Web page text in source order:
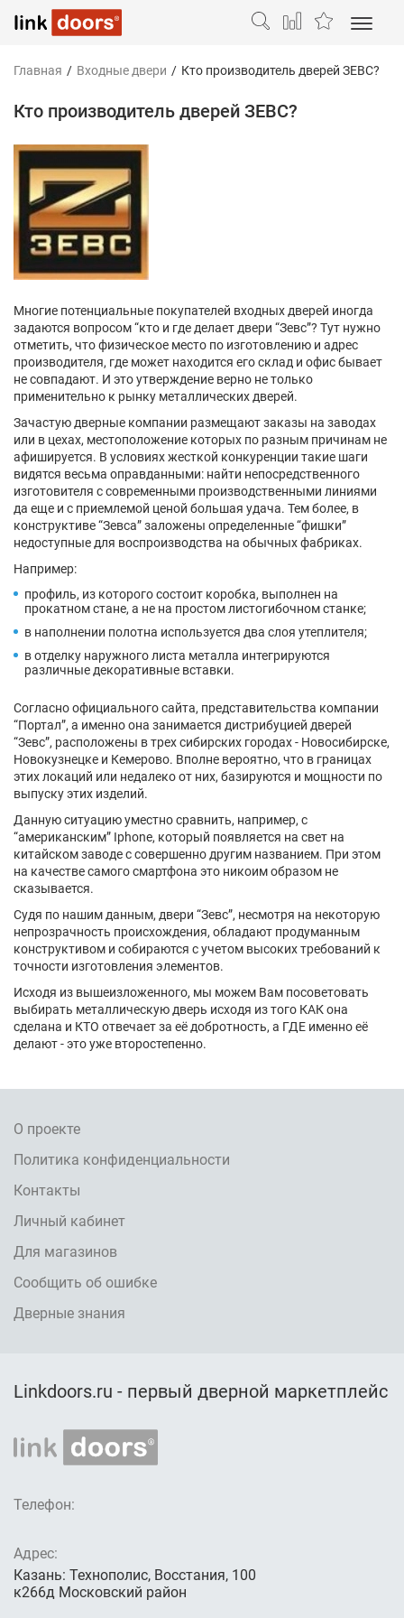
Главная / Входные двери / Кто производитель дверей ЗЕВС?
Кто производитель дверей ЗЕВС?
Многие потенциальные покупателей входных дверей иногда
задаются вопросом “кто и где делает двери “Зевс”? Тут нужно
отметить, что физическое место по изготовлению и адрес
производителя, где может находится его склад и офис бывает
не совпадают. И это утверждение верно не только
применительно к рынку металлических дверей.
Зачастую дверные компании размещают заказы на заводах
или в цехах, местоположение которых по разным причинам не
афишируется. В условиях жесткой конкуренции такие шаги
видятся весьма оправданными: найти непосредственного
изготовителя с современными производственными линиями
да еще и с приемлемой ценой большая удача. Тем более, в
конструктиве “Зевса” заложены определенные “фишки”
недоступные для воспроизводства на обычных фабриках.
Например:
профиль, из которого состоит коробка, выполнен на
прокатном стане, а не на простом листогибочном станке;
в наполнении полотна используется два слоя утеплителя;
в отделку наружного листа металла интегрируются
различные декоративные вставки.
Согласно официального сайта, представительства компании
“Портал”, а именно она занимается дистрибуцией дверей
“Зевс”, расположены в трех сибирских городах - Новосибирске,
Новокузнецке и Кемерово. Вполне вероятно, что в границах
этих локаций или недалеко от них, базируются и мощности по
выпуску этих изделий.
Данную ситуацию уместно сравнить, например, с
“американским” Iphone, который появляется на свет на
китайском заводе с совершенно другим названием. При этом
на качестве самого смартфона это никоим образом не
сказывается.
Судя по нашим данным, двери “Зевс”, несмотря на некоторую
непрозрачность происхождения, обладают продуманным
конструктивом и собираются с учетом высоких требований к
точности изготовления элементов.
Исходя из вышеизложенного, мы можем Вам посоветовать
выбирать металлическую дверь исходя из того КАК она
сделана и КТО отвечает за её добротность, а ГДЕ именно её
делают - это уже второстепенно.
О проекте
Политика конфиденциальности
Контакты
Личный кабинет
Для магазинов
Сообщить об ошибке
Дверные знания
Linkdoors.ru - первый дверной маркетплейс
Телефон:
Адрес:
Казань: Технополис, Восстания, 100
к266д Московский район